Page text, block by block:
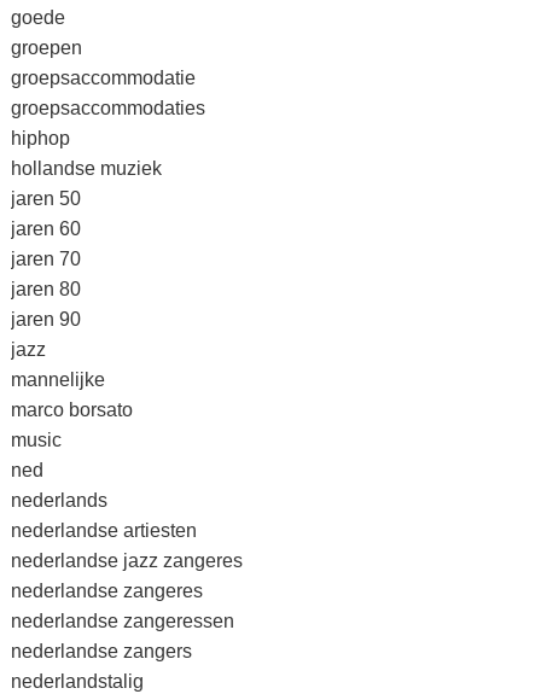
goede
groepen
groepsaccommodatie
groepsaccommodaties
hiphop
hollandse muziek
jaren 50
jaren 60
jaren 70
jaren 80
jaren 90
jazz
mannelijke
marco borsato
music
ned
nederlands
nederlandse artiesten
nederlandse jazz zangeres
nederlandse zangeres
nederlandse zangeressen
nederlandse zangers
nederlandstalig